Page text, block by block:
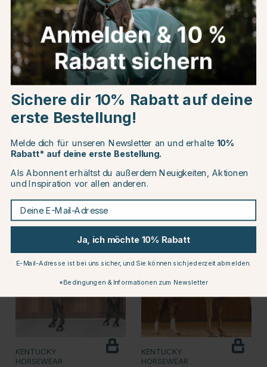
10
HORSEWARE
Marineblau
€61.16 €67.95
Bewertung: (4)5.0 von 5 Sternen
Kühlender Halsteil Ice
Layer Marineblau
€34.95
KENTUCKY
HORSEWEAR
KENTUCKY
HORSEWEAR
Choose country
EU
Continue to equinest.de
Sichere dir 10% Rabatt auf deine
erste Bestellung!
Melde dich für unseren Newsletter an und erhalte 10%
Rabatt* auf deine erste Bestellung.
Als Abonnent erhältst du außerdem Neuigkeiten, Aktionen
und Inspiration vor allen anderen.
Deine E-Mail-Adresse
Ja, ich möchte 10% Rabatt
E-Mail-Adresse ist bei uns sicher, und Sie können sich jederzeit abmelden.
*Bedingungen & Informationen zum Newsletter